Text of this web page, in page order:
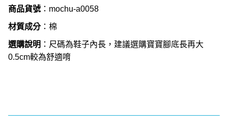
商品貨號： mochu-a0058
材質成分：棉
選購說明 ：尺碼為鞋子內長，建議選購寶寶腳底長再大
0.5cm較為舒適唷